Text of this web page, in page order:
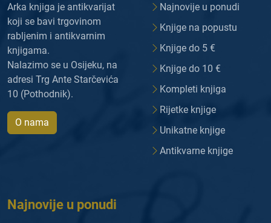
Arka knjiga je antikvarijat
koji se bavi trgovinom
rabljenim i antikvarnim
knjigama.
Nalazimo se u Osijeku, na
adresi Trg Ante Starčevića
10 (Pothodnik).
O nama
Najnovije u ponudi
Knjige na popustu
Knjige do 5 €
Knjige do 10 €
Kompleti knjiga
Rijetke knjige
Unikatne knjige
Antikvarne knjige
Najnovije u ponudi